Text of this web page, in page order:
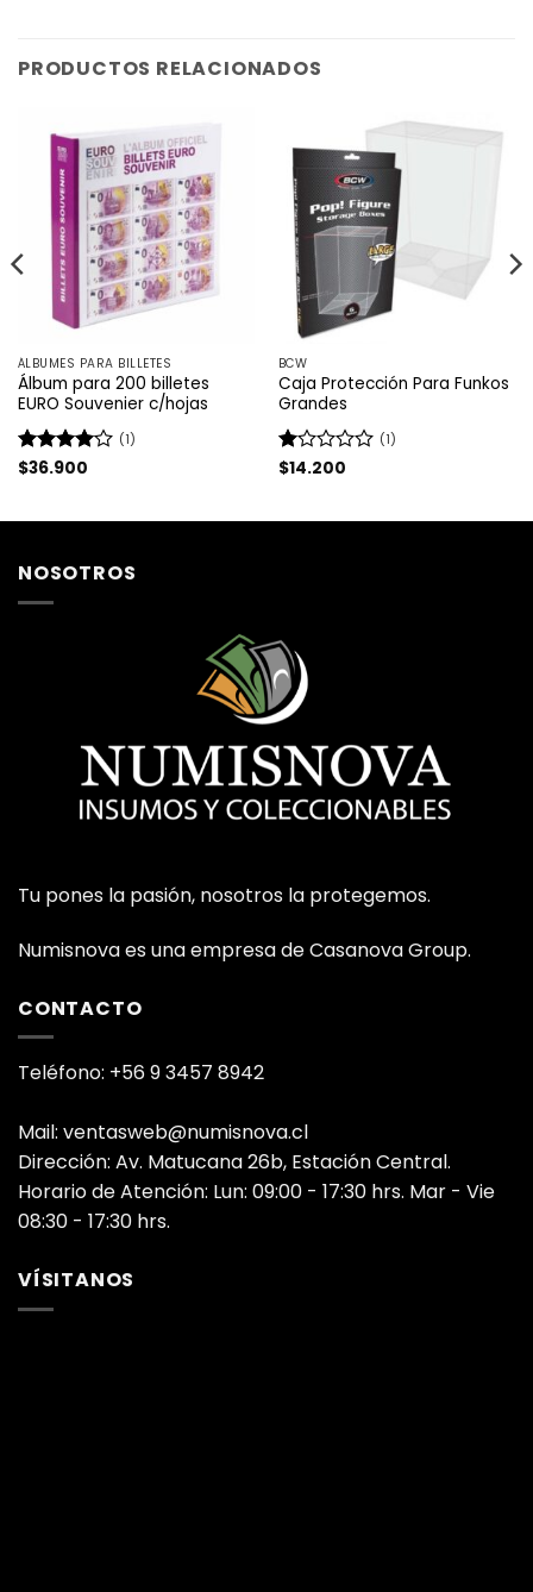
PRODUCTOS RELACIONADOS
ÁLBUMES PARA BILLETES
Álbum para 200 billetes
EURO Souvenier c/hojas
Valorado
(1)
$36.900
BCW
Caja Protección Para Funkos
Grandes
Valorado
de
(1)
$14.200
NOSOTROS
Tu pones la pasión, nosotros la protegemos.
Numisnova es una empresa de Casanova Group.
CONTACTO
Teléfono: +56 9 3457 8942
Mail: ventasweb@numisnova.cl
Dirección: Av. Matucana 26b, Estación Central.
Horario de Atención: Lun: 09:00 - 17:30 hrs. Mar - Vie
08:30 - 17:30 hrs.
VÍSITANOS